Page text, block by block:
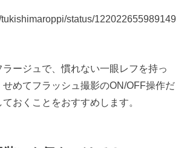
tukishimaroppi/status/122022655989149
ージュで、慣れない一眼レフを持っ
めてフラッシュ撮影のON/OFF操作だ
おくことをおすすめします。